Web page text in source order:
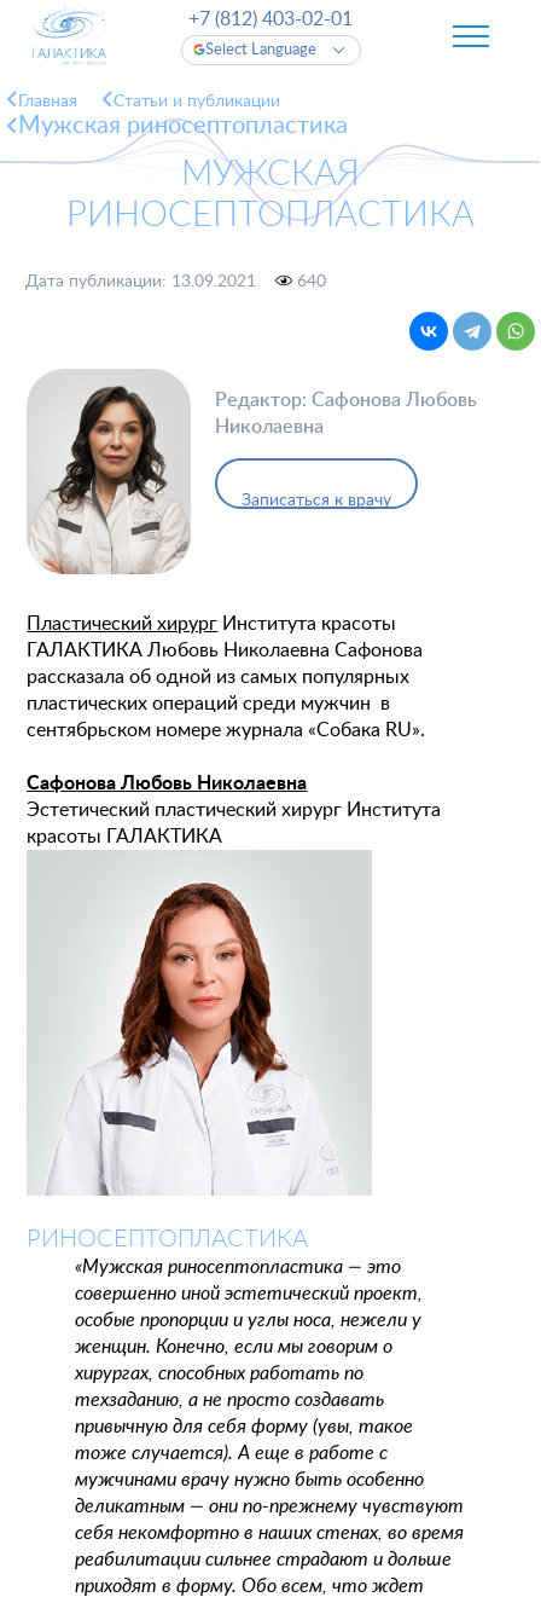
Select Language
+7 (812) 403-02-01
Главная Cтатьи и публикации
Мужская риносептопластика
МУЖСКАЯ
РИНОСЕПТОПЛАСТИКА
Дата публикации: 13.09.2021 640
Редактор: Сафонова Любовь
Николаевна
Записаться к врачу
Пластический хирург Института красоты
ГАЛАКТИКА Любовь Николаевна Сафонова
рассказала об одной из самых популярных
пластических операций среди мужчин в
сентябрьском номере журнала «Собака RU».
Сафонова Любовь Николаевна
Эстетический пластический хирург Института
красоты ГАЛАКТИКА
РИНОСЕПТОПЛАСТИКА
«Мужская риносептопластика — это
совершенно иной эстетический проект,
особые пропорции и углы носа, нежели у
женщин. Конечно, если мы говорим о
хирургах, способных работать по
техзаданию, а не просто создавать
привычную для себя форму (увы, такое
тоже случается). А еще в работе с
мужчинами врачу нужно быть особенно
деликатным — они по-прежнему чувствуют
себя некомфортно в наших стенах, во время
реабилитации сильнее страдают и дольше
приходят в форму. Обо всем, что ждет